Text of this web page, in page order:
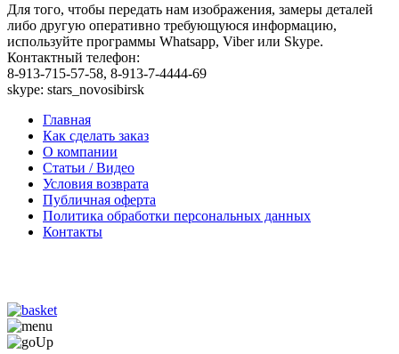
Для того, чтобы передать нам изображения, замеры деталей
либо другую оперативно требующуюся информацию,
используйте программы Whatsapp, Viber или Skype.
Контактный телефон:
8-913-715-57-58, 8-913-7-4444-69
skype: stars_novosibirsk
Главная
Как сделать заказ
О компании
Статьи / Видео
Условия возврата
Публичная оферта
Политика обработки персональных данных
Контакты